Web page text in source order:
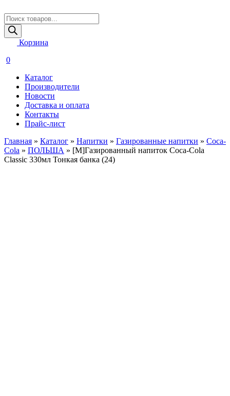
Поиск
товаров
Корзина
0
Каталог
Производители
Новости
Доставка и оплата
Контакты
Прайс-лист
Главная » Каталог » Напитки » Газированные напитки » Coca-
Cola » ПОЛЬША » [M]Газированный напиток Coca-Cola
Classic 330мл Тонкая банка (24)